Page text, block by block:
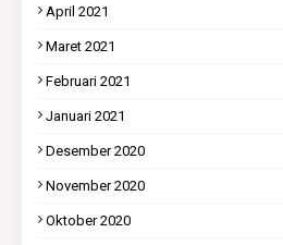
April 2021
Maret 2021
Februari 2021
Januari 2021
Desember 2020
November 2020
Oktober 2020